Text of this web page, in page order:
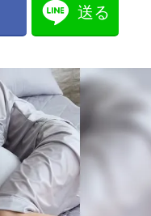
送る